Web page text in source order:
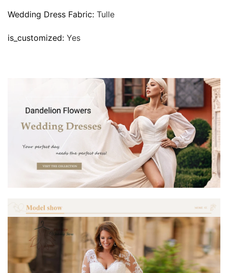
Wedding Dress Fabric: Tulle
is_customized: Yes